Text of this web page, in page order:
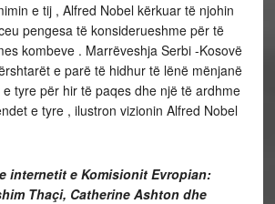
e tij , Alfred Nobel kërkuar të njohin
pengesa të konsiderueshme për të
kombeve . Marrëveshja Serbi -Kosovë
e parë të hidhur të lënë mënjanë
tyre për hir të paqes dhe një të ardhme
e tyre , ilustron vizionin Alfred Nobel
internetit e Komisionit Evropian:
Thaçi, Catherine Ashton dhe